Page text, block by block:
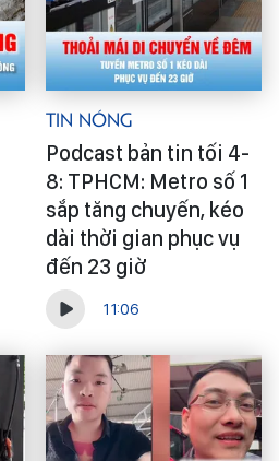
Tin Nóng
Podcast bản tin tối 4-
8: TPHCM: Metro số 1
sắp tăng chuyến, kéo
dài thời gian phục vụ
đến 23 giờ
11:06